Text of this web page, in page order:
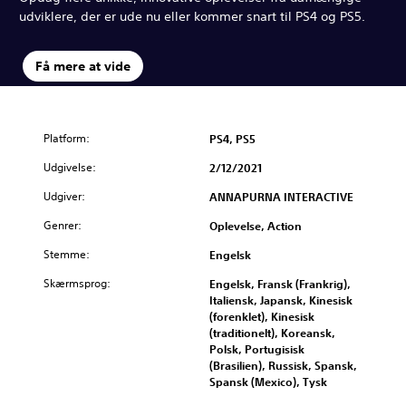
udviklere, der er ude nu eller kommer snart til PS4 og PS5.
Få mere at vide
Platform: PS4, PS5
Udgivelse: 2/12/2021
Udgiver: ANNAPURNA INTERACTIVE
Genrer: Oplevelse, Action
Stemme: Engelsk
Skærmsprog:
Engelsk, Fransk (Frankrig),
Italiensk, Japansk, Kinesisk
(forenklet), Kinesisk
(traditionelt), Koreansk,
Polsk, Portugisisk
(Brasilien), Russisk, Spansk,
Spansk (Mexico), Tysk